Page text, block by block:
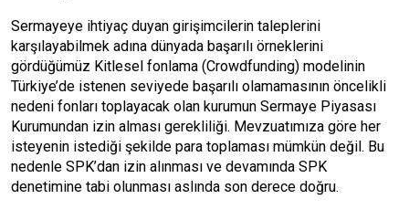
Sermayeye ihtiyaç duyan girişimcilerin taleplerini
karşılayabilmek adına dünyada başarılı örneklerini
gördüğümüz Kitlesel fonlama (Crowdfunding) modelinin
Türkiye’de istenen seviyede başarılı olamamasının öncelikli
nedeni fonları toplayacak olan kurumun Sermaye Piyasası
Kurumundan izin alması gerekliliği. Mevzuatımıza göre her
isteyenin istediği şekilde para toplaması mümkün değil. Bu
nedenle SPK’dan izin alınması ve devamında SPK
denetimine tabi olunması aslında son derece doğru.